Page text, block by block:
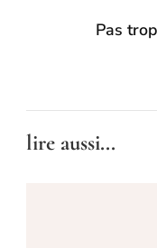
Pas
lire aussi...